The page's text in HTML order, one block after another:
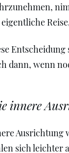
dann, wenn
innere
Ausrichtung
sich leichter